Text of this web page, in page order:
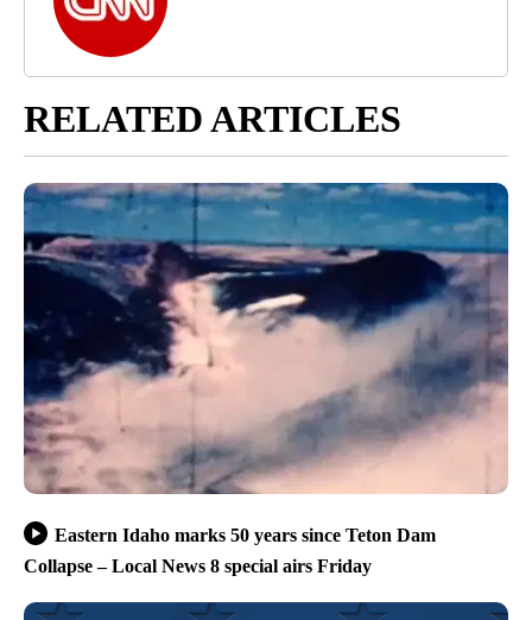
RELATED ARTICLES
Eastern Idaho marks 50 years since Teton Dam
Collapse – Local News 8 special airs Friday